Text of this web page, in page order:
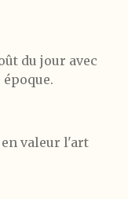
du jour avec
valeur l'art